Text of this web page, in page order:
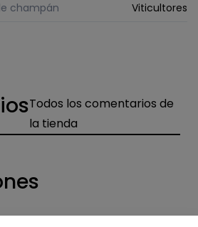
champán
Viticultores
Todos los comentarios de
la tienda